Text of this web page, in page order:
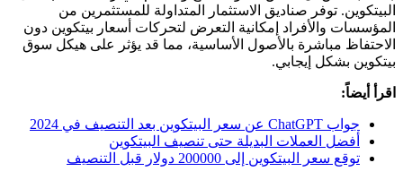
البيتكوين. توفر صناديق الاستثمار المتداولة للمستثمرين من
المؤسسات والأفراد إمكانية التعرض لتحركات أسعار بيتكوين دون
الاحتفاظ مباشرة بالأصول الأساسية، مما قد يؤثر على هيكل سوق
بيتكوين بشكل إيجابي.
اقرأ أيضاً:
جواب ChatGPT عن سعر البيتكوين بعد التنصيف في 2024
أفضل العملات البديلة حتى تنصيف البيتكوين
توقع سعر البيتكوين إلى 200000 دولار قبل التنصيف